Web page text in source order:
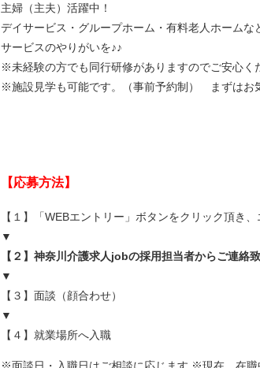
主婦（主夫）活躍中！
デイサービス・グループホーム・有料老人ホーム
サービスのやりがいを♪♪
※未経験の方でも同行研修がありますのでご安心く
※施設見学も可能です。（事前予約制） まずはお
【応募方法】
【１】「WEBエントリー」ボタンをクリック頂き
▼
【２】神奈川介護求人jobの採用担当者からご連絡
▼
【３】面談（顔合わせ）
▼
【４】就業場所へ入職
千葉市中央区神明町20-2